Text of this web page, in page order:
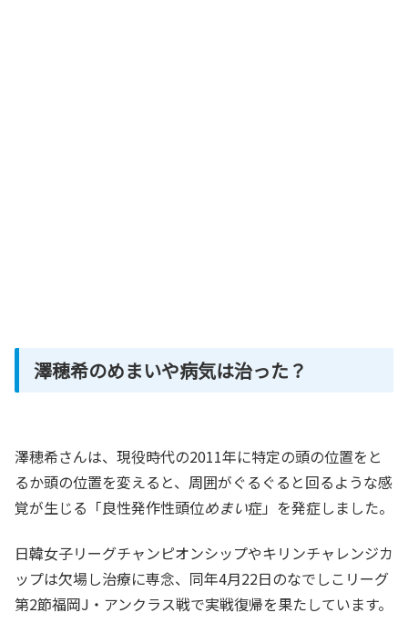
澤穂希のめまいや病気は治った？
澤穂希さんは、現役時代の2011年に特定の頭の位置をと
るか頭の位置を変えると、周囲がぐるぐると回るような感
覚が生じる「良性発作性頭位めまい症」を発症しました。
日韓女子リーグチャンピオンシップやキリンチャレンジカ
ップは欠場し治療に専念、同年4月22日のなでしこリーグ
第2節福岡J・アンクラス戦で実戦復帰を果たしています。